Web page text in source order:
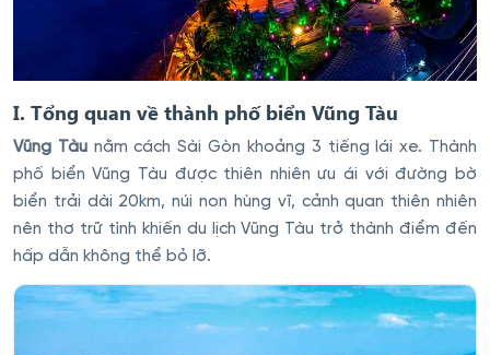
I. Tổng quan về thành phố biển Vũng Tàu
Vũng Tàunằm cách Sài Gòn khoảng 3 tiếng lái xe. Thành
phố biển Vũng Tàu được thiên nhiên ưu ái với đường bờ
biển trải dài 20km, núi non hùng vĩ, cảnh quan thiên nhiên
nên thơ trữ tình khiến du lịch Vũng Tàu trở thành điểm đến
hấp dẫn không thể bỏ lỡ.